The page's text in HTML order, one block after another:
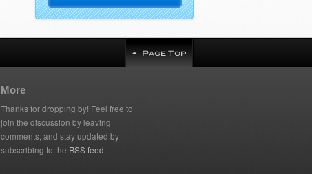
More
Thanks for dropping by! Feel free to
join the discussion by leaving
comments, and stay updated by
subscribing to the RSS feed